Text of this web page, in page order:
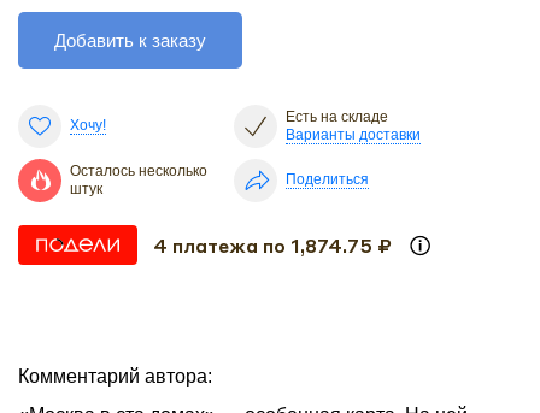
Добавить к заказу
Хочу!
Есть на складе
Варианты доставки
Осталось несколько
штук
Поделиться
4 платежа по 1,874.75 ₽
Комментарий автора: